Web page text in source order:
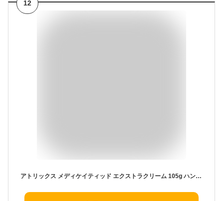
12
アトリックス メディケイティッド エクストラクリーム 105g ハンドクリーム 大容量 【医薬部外品】